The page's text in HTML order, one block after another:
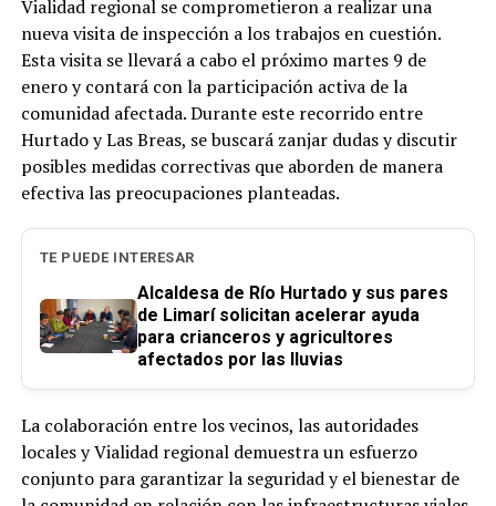
Vialidad regional se comprometieron a realizar una
nueva visita de inspección a los trabajos en cuestión.
Esta visita se llevará a cabo el próximo martes 9 de
enero y contará con la participación activa de la
comunidad afectada. Durante este recorrido entre
Hurtado y Las Breas, se buscará zanjar dudas y discutir
posibles medidas correctivas que aborden de manera
efectiva las preocupaciones planteadas.
TE PUEDE INTERESAR
Alcaldesa de Río Hurtado y sus pares
de Limarí solicitan acelerar ayuda
para crianceros y agricultores
afectados por las lluvias
La colaboración entre los vecinos, las autoridades
locales y Vialidad regional demuestra un esfuerzo
conjunto para garantizar la seguridad y el bienestar de